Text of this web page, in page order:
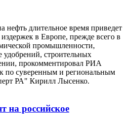
нефть длительное время приведет
в Европе, прежде всего в
промышленности,
удобрений, строительных
прокомментировал РИА
по суверенным и региональным
РА" Кирилл Лысенко.
на российское